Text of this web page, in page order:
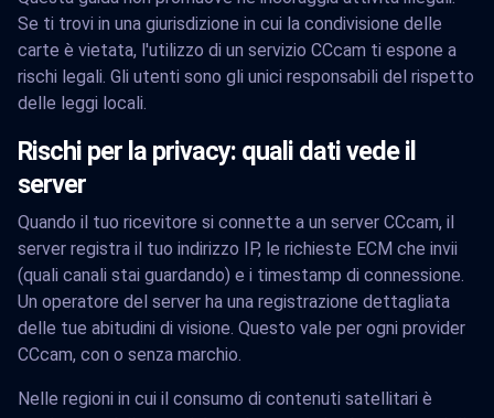
Se ti trovi in una giurisdizione in cui la condivisione delle
carte è vietata, l'utilizzo di un servizio CCcam ti espone a
rischi legali. Gli utenti sono gli unici responsabili del rispetto
delle leggi locali.
Rischi per la privacy: quali dati vede il
server
Quando il tuo ricevitore si connette a un server CCcam, il
server registra il tuo indirizzo IP, le richieste ECM che invii
(quali canali stai guardando) e i timestamp di connessione.
Un operatore del server ha una registrazione dettagliata
delle tue abitudini di visione. Questo vale per ogni provider
CCcam, con o senza marchio.
Nelle regioni in cui il consumo di contenuti satellitari è